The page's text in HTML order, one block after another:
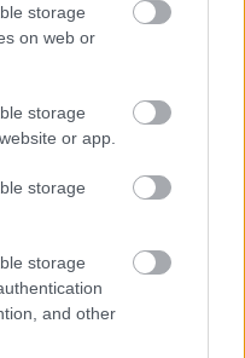
storage
on web or
storage
or app.
storage
storage
and other
a hiányérzetet
meg az igazi súlyt
vagy
ezeken az
se nevezném...